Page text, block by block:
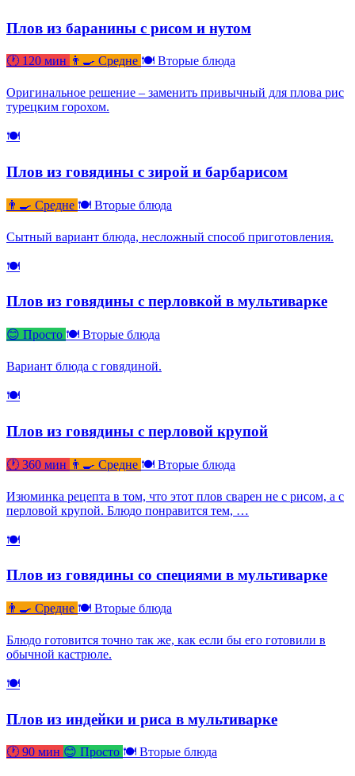
Плов из баранины с рисом и нутом
🕐 120 мин 👨‍🍳 Средне 🍽 Вторые блюда
Оригинальное решение – заменить привычный для плова рис
турецким горохом.
🍽
Плов из говядины с зирой и барбарисом
👨‍🍳 Средне 🍽 Вторые блюда
Сытный вариант блюда, несложный способ приготовления.
🍽
Плов из говядины с перловкой в мультиварке
😊 Просто 🍽 Вторые блюда
Вариант блюда с говядиной.
🍽
Плов из говядины с перловой крупой
🕐 360 мин 👨‍🍳 Средне 🍽 Вторые блюда
Изюминка рецепта в том, что этот плов сварен не с рисом, а с
перловой крупой. Блюдо понравится тем, …
🍽
Плов из говядины со специями в мультиварке
👨‍🍳 Средне 🍽 Вторые блюда
Блюдо готовится точно так же, как если бы его готовили в
обычной кастрюле.
🍽
Плов из индейки и риса в мультиварке
🕐 90 мин 😊 Просто 🍽 Вторые блюда